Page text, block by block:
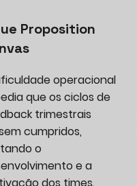
Proposition
operacional
que os ciclos de
trimestrais
cumpridos,
o
e a